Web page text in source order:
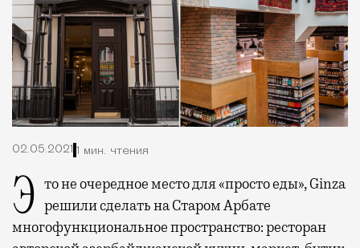
02.05.2021 1 мин. чтения
Это не очередное место для «просто еды», Ginza решили сделать на Старом Арбате
многофункциональное пространство: ресторан